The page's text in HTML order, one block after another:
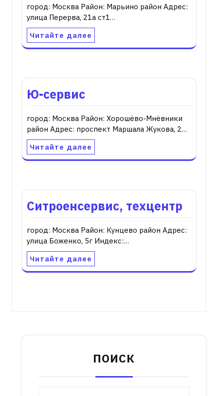
город: Москва Район: Марьино район Адрес:
улица Перерва, 21а ст1…
Читайте далее
Ю-сервис
город: Москва Район: Хорошёво-Мнёвники
район Адрес: проспект Маршала Жукова, 2…
Читайте далее
Ситроенсервис, техцентр
город: Москва Район: Кунцево район Адрес:
улица Боженко, 5г Индекс:…
Читайте далее
ПОИСК